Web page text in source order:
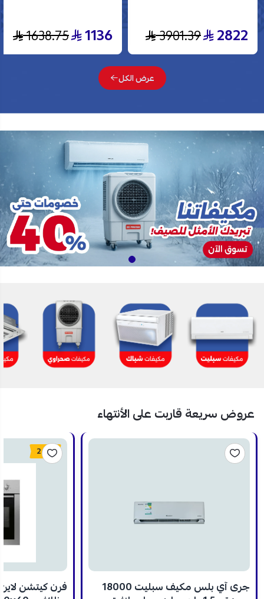
2822
3901.39
1136
1638.75
عرض الكل
عروض سريعة قاربت على الأنتهاء
جرى آي بلس مكيف سبليت 18000
24%